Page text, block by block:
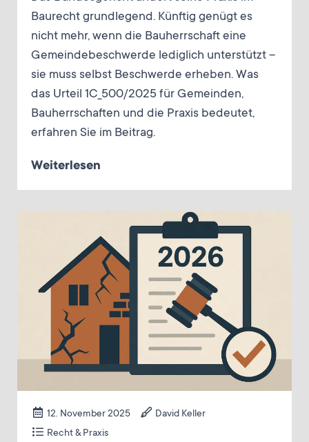
Baurecht grundlegend. Künftig genügt es
nicht mehr, wenn die Bauherrschaft eine
Gemeindebeschwerde lediglich unterstützt –
sie muss selbst Beschwerde erheben. Was
das Urteil 1C_500/2025 für Gemeinden,
Bauherrschaften und die Praxis bedeutet,
erfahren Sie im Beitrag.
Weiterlesen
12. November 2025
David Keller
Recht & Praxis